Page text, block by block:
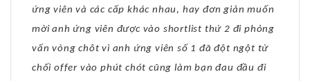
ứng viên và các cấp khác nhau, hay đơn giản muốn
mời anh ứng viên được vào shortlist thứ 2 đi phỏng
vấn vòng chôt vì anh ứng viên số 1 đã đột ngột từ
chối offer vào phút chót cũng làm bạn đau đầu đi